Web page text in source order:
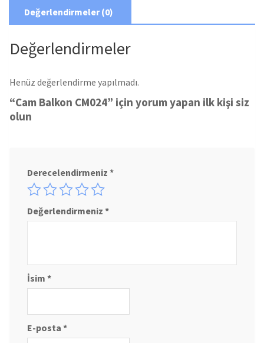
Değerlendirmeler (0)
Değerlendirmeler
Henüz değerlendirme yapılmadı.
“Cam Balkon CM024” için yorum yapan ilk kişi siz
olun
Derecelendirmeniz *
Değerlendirmeniz *
İsim *
E-posta *